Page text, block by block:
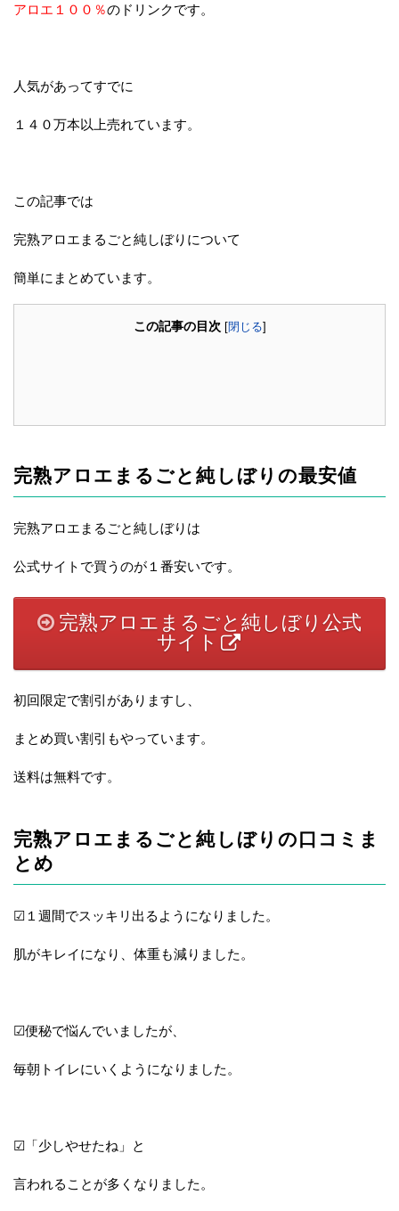
アロエ１００％のドリンクです。
人気があってすでに
１４０万本以上売れています。
この記事では
完熟アロエまるごと純しぼりについて
簡単にまとめています。
この記事の目次 [閉じる]
完熟アロエまるごと純しぼりの最安値
完熟アロエまるごと純しぼりは
公式サイトで買うのが１番安いです。
完熟アロエまるごと純しぼり公式
サイト
初回限定で割引がありますし、
まとめ買い割引もやっています。
送料は無料です。
完熟アロエまるごと純しぼりの口コミま
とめ
☑１週間でスッキリ出るようになりました。
肌がキレイになり、体重も減りました。
☑便秘で悩んでいましたが、
毎朝トイレにいくようになりました。
☑「少しやせたね」と
言われることが多くなりました。